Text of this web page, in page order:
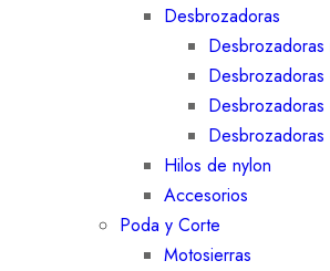
Desbrozadoras
Desbrozadoras
Desbrozadoras
Hilos de nylon
Accesorios
Poda y Corte
Motosierras